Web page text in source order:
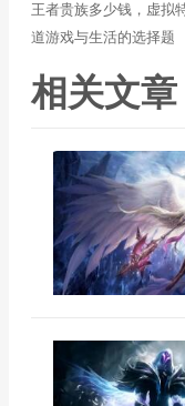
王者贵族多少钱，虚拟
道游戏与生活的选择题
相关文章